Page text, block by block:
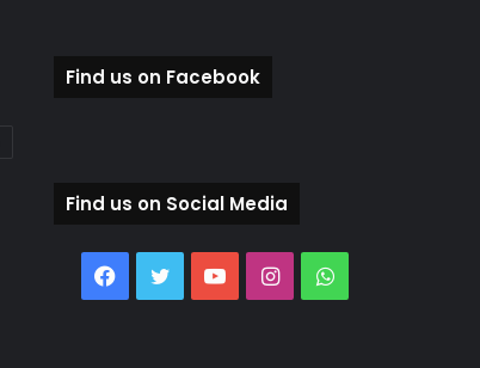
Find us on Facebook
Find us on Social Media
Facebook
TwitterYouTubeInstagramWhatsApp